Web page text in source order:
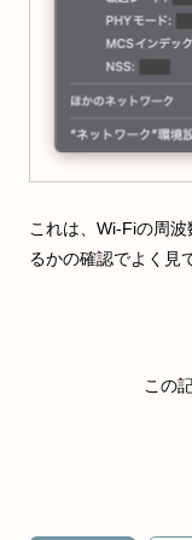
これは、Wi-Fiの周
るかの確認でよく見